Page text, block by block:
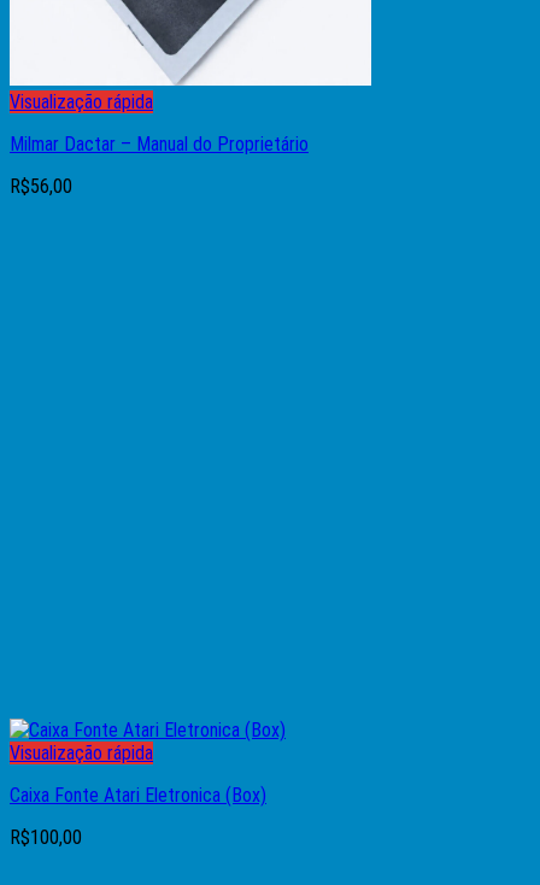
Visualização rápida
Milmar Dactar – Manual do Proprietário
R$56,00
Visualização rápida
Caixa Fonte Atari Eletronica (Box)
R$100,00